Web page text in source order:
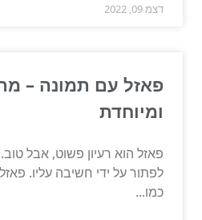
דצמ 09, 2022
פאזל עם תמונה –
ומיוחדת
פאזל הוא רעיון פשוט, אבל
לפתור על ידי חשיבה עליו.
כמו...